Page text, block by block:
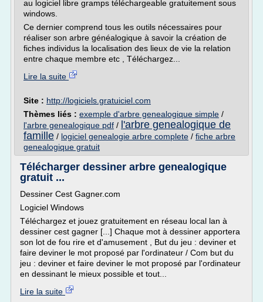
au logiciel libre gramps téléchargeable gratuitement sous
windows.
Ce dernier comprend tous les outils nécessaires pour
réaliser son arbre généalogique à savoir la création de
fiches individus la localisation des lieux de vie la relation
entre chaque membre etc , Téléchargez...
Lire la suite
Site : http://logiciels.gratuiciel.com
Thèmes liés : exemple d'arbre genealogique simple /
l'arbre genealogique pdf / l'arbre genealogique de
famille / logiciel genealogie arbre complete / fiche arbre
genealogique gratuit
Télécharger dessiner arbre genealogique
gratuit ...
Dessiner Cest Gagner.com
Logiciel Windows
Téléchargez et jouez gratuitement en réseau local lan à
dessiner cest gagner [...] Chaque mot à dessiner apportera
son lot de fou rire et d'amusement , But du jeu : deviner et
faire deviner le mot proposé par l'ordinateur / Com but du
jeu : deviner et faire deviner le mot proposé par l'ordinateur
en dessinant le mieux possible et tout...
Lire la suite